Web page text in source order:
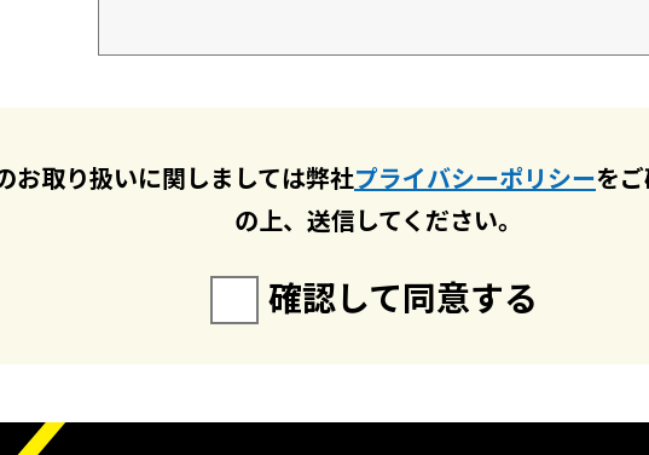
お取り扱いに関しましては弊社プライバシーポリシーを
の上、送信してください。
確認して同意する